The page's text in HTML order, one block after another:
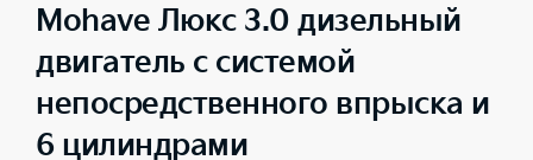
Mohave Люкс 3.0 дизельный
двигатель с системой
непосредственного впрыска и
6 цилиндрами